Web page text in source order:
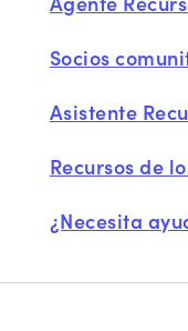
Socios
Asistente
Recursos de
¿Necesita